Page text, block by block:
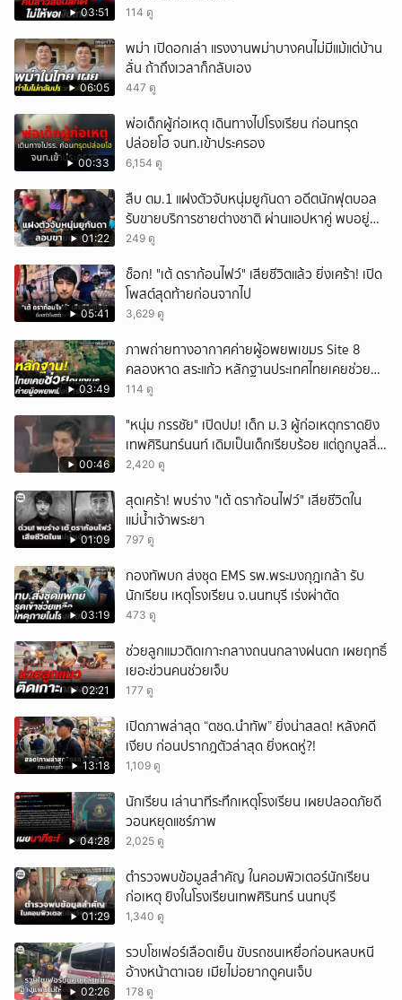
03:51 114 ดู
06:05
พม่า เปิดอกเล่า แรงงานพม่าบางคนไม่มีแม้แต่บ้าน
ลั่น ถ้าถึงเวลาก็กลับเอง
447 ดู
00:33
พ่อเด็กผู้ก่อเหตุ เดินทางไปโรงเรียน ก่อนทรุด
ปล่อยโฮ จนท.เข้าประครอง
6,154 ดู
01:22
สืบ ตม.1 แฝงตัวจับหนุ่มยูกันดา อดีตนักฟุตบอล
รับขายบริการชายต่างชาติ ผ่านแอปหาคู่ พบอยู่
เกินกำหนดอนุญาต
249 ดู
05:41
ช็อก! "เต้ ดราก้อนไฟว์" เสียชีวิตแล้ว ยิ่งเศร้า! เปิด
โพสต์สุดท้ายก่อนจากไป
3,629 ดู
03:49
ภาพถ่ายทางอากาศค่ายผู้อพยพเขมร Site 8
คลองหาด สระแก้ว หลักฐานประเทศไทยเคยช่วยคน
เขมร
114 ดู
00:46
"หนุ่ม กรรชัย" เปิดปม! เด็ก ม.3 ผู้ก่อเหตุกราดยิง
เทพศิรินทร์นนท์ เดิมเป็นเด็กเรียบร้อย แต่ถูกบูลลี่
หนัก คาดแรงกดดันสะสมกลายเป็นแรงแค้น จนก่อ
2,420 ดู
01:09
สุดเศร้า! พบร่าง "เต้ ดราก้อนไฟว์" เสียชีวิตใน
แม่น้ำเจ้าพระยา
797 ดู
03:19
กองทัพบก ส่งชุด EMS รพ.พระมงกุฎเกล้า รับ
นักเรียน เหตุโรงเรียน จ.นนทบุรี เร่งผ่าตัด
473 ดู
02:21
ช่วยลูกแมวติดเกาะกลางถนนกลางฝนตก เผยฤทธิ์
เยอะข่วนคนช่วยเจ็บ
177 ดู
13:18
เปิดภาพล่าสุด “ตชด.นำทัพ” ยิ่งน่าสลด! หลังคดี
เงียบ ก่อนปรากฎตัวล่าสุด ยิ่งหดหู่?!
1,109 ดู
04:28
นักเรียน เล่านาทีระทึกเหตุโรงเรียน เผยปลอดภัยดี
วอนหยุดแชร์ภาพ
2,025 ดู
01:29
ตำรวจพบข้อมูลสำคัญ ในคอมพิวเตอร์นักเรียน
ก่อเหตุ ยิงในโรงเรียนเทพศิรินทร์ นนทบุรี
1,340 ดู
02:26
รวบโชเฟอร์เลือดเย็น ขับรถชนเหยื่อก่อนหลบหนี
อ้างหน้าตาเฉย เมียไม่อยากดูคนเจ็บ
178 ดู